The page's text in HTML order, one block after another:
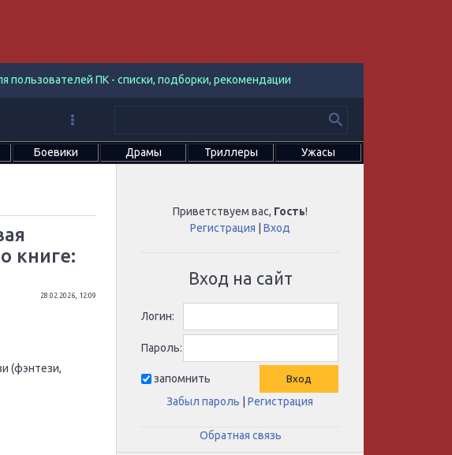
ПК - списки, подборки, рекомендации
Боевики Драмы Триллеры Ужасы
книге:
28.02.2026, 12:09
(фэнтези,
Приветствуем вас, Гость!
Регистрация |Вход
Вход на сайт
Логин:
Пароль:
запомнить
Забыл пароль |Регистрация
Обратная связь